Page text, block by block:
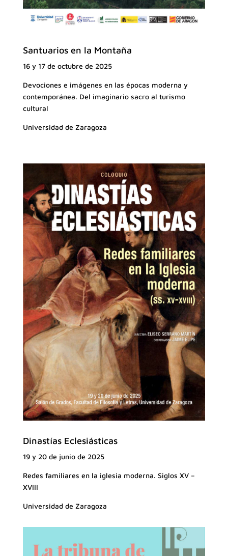
Santuarios en la Montaña
16 y 17 de octubre de 2025
Devociones e imágenes en las épocas moderna y
contemporánea. Del imaginario sacro al turismo
cultural
Universidad de Zaragoza
Dinastías Eclesiásticas
19 y 20 de junio de 2025
Redes familiares en la iglesia moderna. Siglos XV –
XVIII
Universidad de Zaragoza